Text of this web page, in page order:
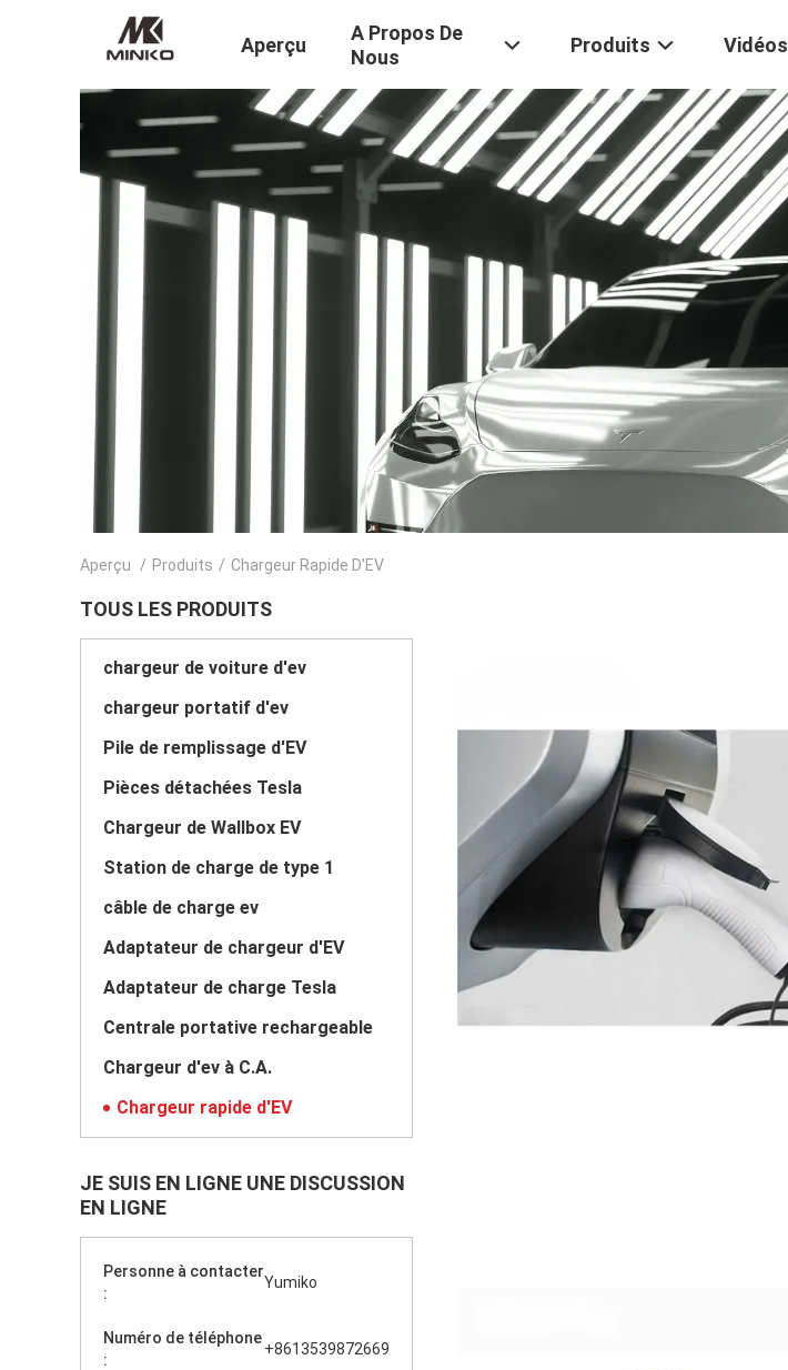
Aperçu
A Propos De
Nous
Produits Vidéos
Aperçu / Produits / Chargeur Rapide D'EV
TOUS LES PRODUITS
chargeur de voiture d'ev
chargeur portatif d'ev
Pile de remplissage d'EV
Pièces détachées Tesla
Chargeur de Wallbox EV
Station de charge de type 1
câble de charge ev
Adaptateur de chargeur d'EV
Adaptateur de charge Tesla
Centrale portative rechargeable
Chargeur d'ev à C.A.
Chargeur rapide d'EV
JE SUIS EN LIGNE UNE DISCUSSION
EN LIGNE
Personne à contacter
:
Yumiko
Numéro de téléphone
:
+8613539872669